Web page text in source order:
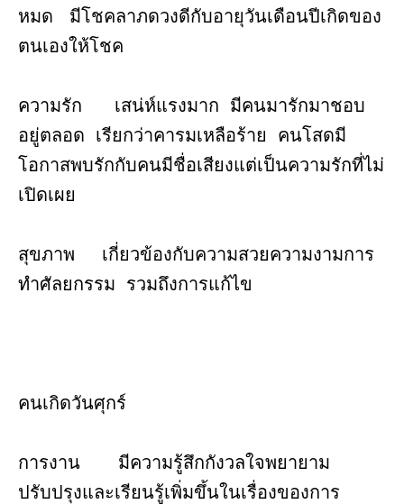
หมด มีโชคลาภดวงดีกับอายุวันเดือนปีเกิดของ
ตนเองให้โชค
ความรัก เสน่ห์แรงมาก มีคนมารักมาชอบ
อยู่ตลอด เรียกว่าคารมเหลือร้าย คนโสดมี
โอกาสพบรักกับคนมีชื่อเสียงแต่เป็นความรักที่ไม่
เปิดเผย
สุขภาพ เกี่ยวข้องกับความสวยความงามการ
ทำศัลยกรรม รวมถึงการแก้ไข
คนเกิดวันศุกร์
การงาน มีความรู้สึกกังวลใจพยายาม
ปรับปรุงและเรียนรู้เพิ่มขึ้นในเรื่องของการ